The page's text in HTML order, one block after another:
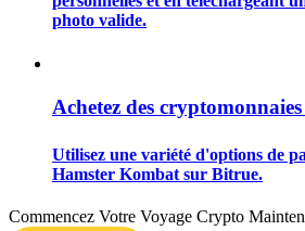
Stratégies de trading
photo valide.
Achetez des cryptomonnaies
Utilisez une variété d'options de
Hamster Kombat sur Bitrue.
Commencez Votre Voyage Crypto